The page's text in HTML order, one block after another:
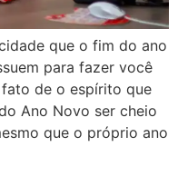
que o fim do ano
para fazer você
de o espírito que
Ano Novo ser cheio
que o próprio ano